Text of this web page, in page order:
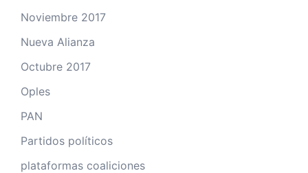
Noviembre 2017
Nueva Alianza
Octubre 2017
Oples
PAN
Partidos políticos
plataformas coaliciones